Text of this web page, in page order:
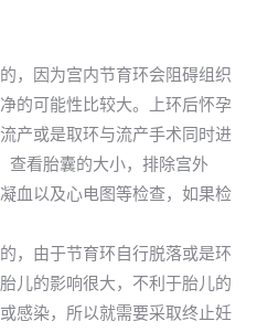
，因为宫内节育环会阻碍组织
的可能性比较大。上环后怀孕
产或是取环与流产手术同时进
查看胎囊的大小，排除宫外
血以及心电图等检查，如果检
，由于节育环自行脱落或是环
儿的影响很大，不利于胎儿的
感染，所以就需要采取终止妊